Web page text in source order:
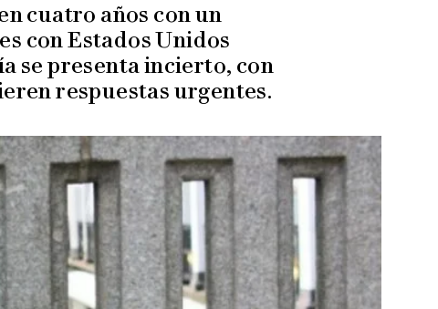
cuatro años con un
con Estados Unidos
se presenta incierto, con
respuestas urgentes.